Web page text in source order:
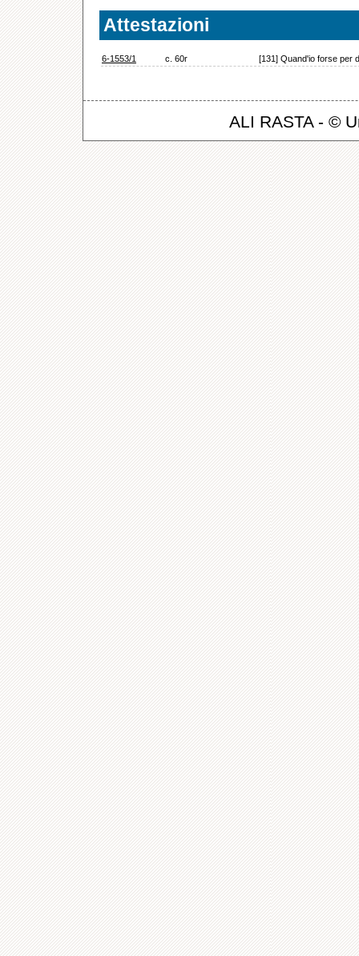
Attestazioni
6-1553/1 c. 60r [131] Quand'io forse per
ALI RASTA - ©